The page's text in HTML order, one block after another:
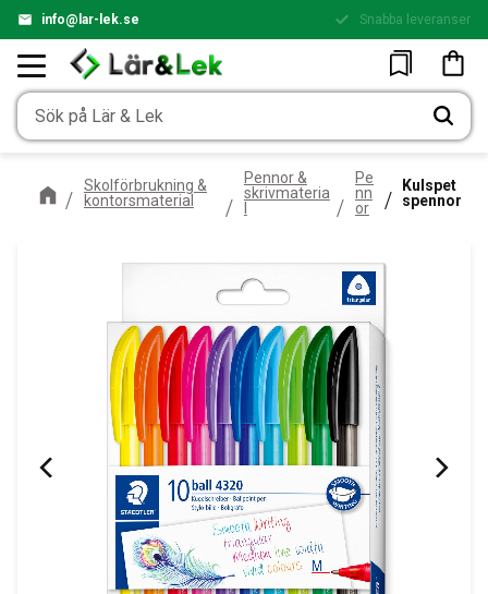
info@lar-lek.se Snabba leveranser
Enkel betalning
Favoriter
Skolförbrukning &
kontorsmaterial
Pennor &
skrivmateria
Pe
nn
or
Kulspet
spennor